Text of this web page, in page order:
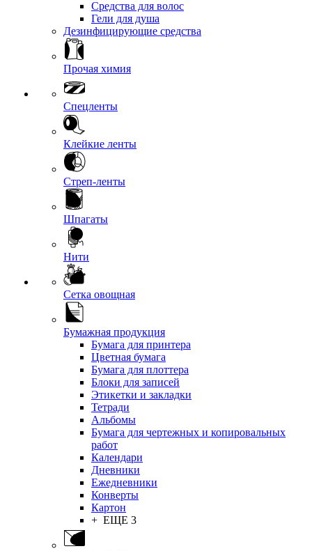
Средства для волос
Гели для душа
Дезинфицирующие средства
Прочая химия
Спецленты
Клейкие ленты
Стреп-ленты
Шпагаты
Нити
Сетка овощная
Бумажная продукция
Бумага для принтера
Цветная бумага
Бумага для плоттера
Блоки для записей
Этикетки и закладки
Тетради
Альбомы
Бумага для чертежных и копировальных
работ
Календари
Дневники
Ежедневники
Конверты
Картон
+ ЕЩЕ 3